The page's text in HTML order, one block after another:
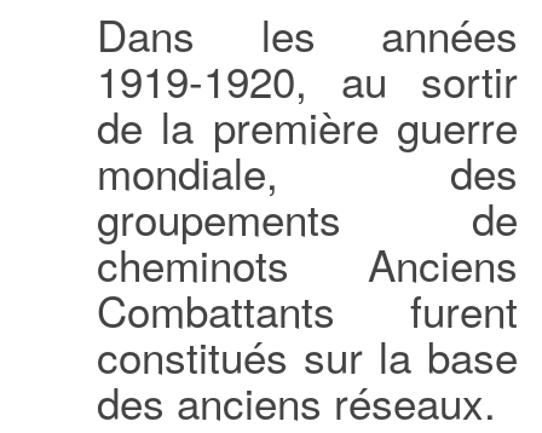
Dans les années
1919-1920, au sortir
de la première guerre
mondiale, des
groupements de
cheminots Anciens
Combattants furent
constitués sur la base
des anciens réseaux.